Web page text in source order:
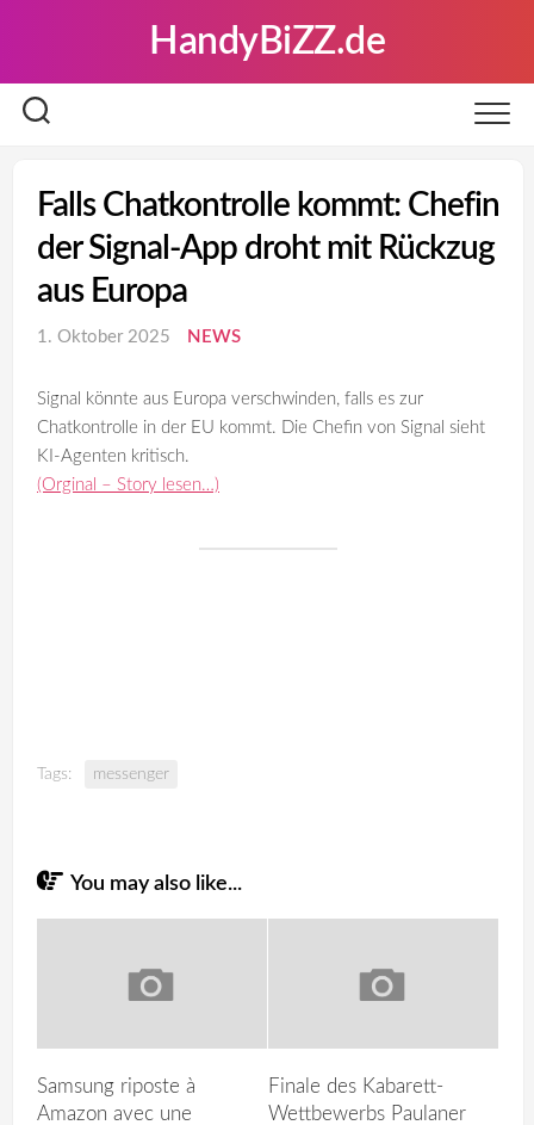
HandyBiZZ.de
Falls Chatkontrolle kommt: Chefin
der Signal-App droht mit Rückzug
aus Europa
1. Oktober 2025 NEWS
Signal könnte aus Europa verschwinden, falls es zur
Chatkontrolle in der EU kommt. Die Chefin von Signal sieht
KI-Agenten kritisch.
(Orginal – Story lesen…)
Tags: messenger
You may also like...
Samsung riposte à
Amazon avec une
Finale des Kabarett-
Wettbewerbs Paulaner